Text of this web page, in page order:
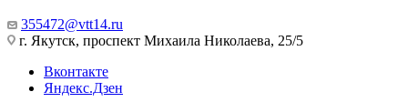
355472@vtt14.ru
г. Якутск, проспект Михаила Николаева, 25/5
Вконтакте
Яндекс.Дзен